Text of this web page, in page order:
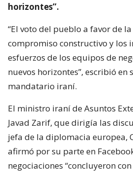
horizontes”.
“El voto del pueblo a favor de
compromiso constructivo y los
esfuerzos de los equipos de
nuevos horizontes”, escribió en
mandatario iraní.
El ministro iraní de Asuntos
Javad Zarif, que dirigía las
jefa de la diplomacia europea,
afirmó por su parte en
negociaciones “concluyeron con